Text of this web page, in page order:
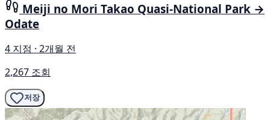
Meiji no Mori Takao Quasi-National Park →
Odate
4 지점 · 2개월 전
2,267 조회
저장